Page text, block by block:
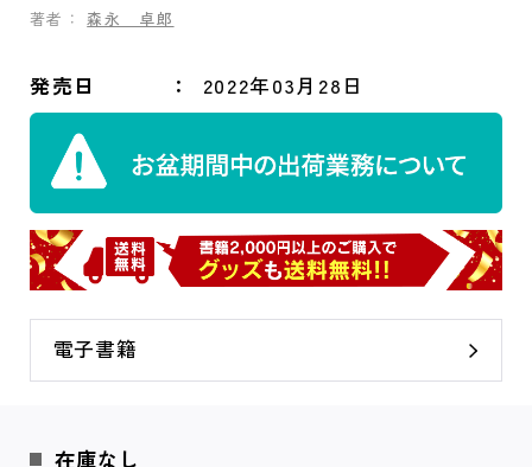
著者： 森永 卓郎
発売日 2022年03月28日
電子書籍
在庫なし